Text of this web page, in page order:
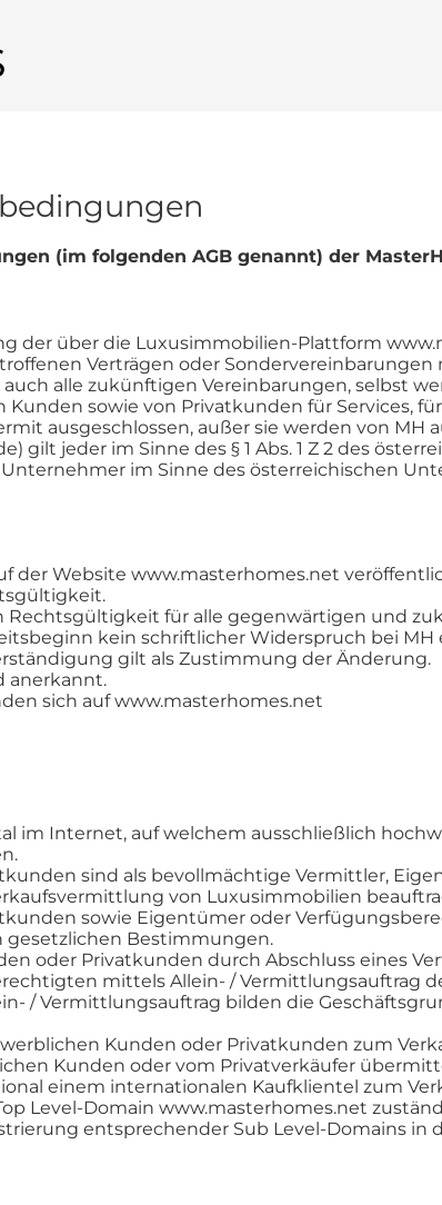
(im folgenden AGB genannt) der
der über die Luxusimmobilien-Plattform
Verträgen oder Sondervereinbarungen
alle zukünftigen Vereinbarungen, selbst
sowie von Privatkunden für Services,
ausgeschlossen, außer sie werden von MH
gilt jeder im Sinne des § 1 Abs. 1 Z 2 des
im Sinne des österreichischen
der Website www.masterhomes.net
Rechtsgültigkeit für alle gegenwärtigen und
kein schriftlicher Widerspruch bei MH
gilt als Zustimmung der Änderung.
anerkannt.
sich auf www.masterhomes.net
im Internet, auf welchem ausschließlich
sind als bevollmächtige Vermittler,
von Luxusimmobilien
sowie Eigentümer oder
gesetzlichen Bestimmungen.
oder Privatkunden durch Abschluss eines
mittels Allein- / Vermittlungsauftrag
/ Vermittlungsauftrag bilden die
Kunden oder Privatkunden zum
Kunden oder vom Privatverkäufer
einem internationalen Kaufklientel zum
Level-Domain www.masterhomes.net
entsprechender Sub Level-Domains in